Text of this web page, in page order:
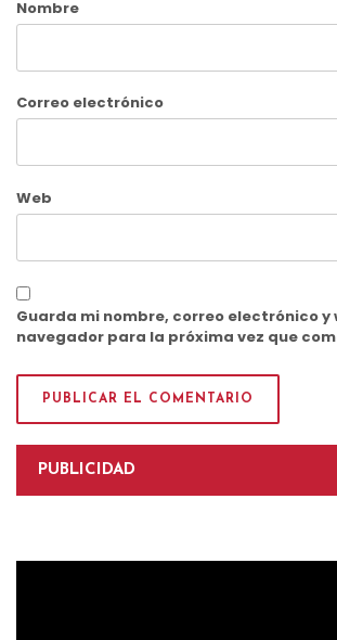
Nombre
Correo electrónico
Web
Guarda mi nombre, correo electrónico y
navegador para la próxima vez que
PUBLICIDAD